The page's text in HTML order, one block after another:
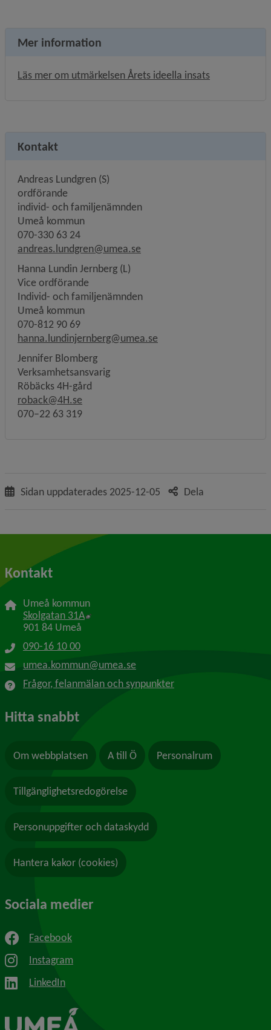
Mer information
Läs mer om utmärkelsen Årets ideella insats
Kontakt
Andreas Lundgren (S)
ordförande
individ- och familjenämnden
Umeå kommun
070-330 63 24
andreas.lundgren@umea.se
Hanna Lundin Jernberg (L)
Vice ordförande
Individ- och familjenämnden
Umeå kommun
070-812 90 69
hanna.lundinjernberg@umea.se
Jennifer Blomberg
Verksamhetsansvarig
Röbäcks 4H-gård
roback@4H.se
070–22 63 319
Sidan uppdaterades 2025-12-05 Dela
Kontakt
Umeå kommun
Skolgatan 31A Länk till annan webbplats, öppnas i nytt
901 84 Umeå
090-16 10 00
umea.kommun@umea.se
Frågor, felanmälan och synpunkter
Hitta snabbt
Om webbplatsen A till Ö Personalrum
Tillgänglighetsredogörelse
Personuppgifter och dataskydd
Hantera kakor (cookies)
Sociala medier
Facebook
Instagram
LinkedIn